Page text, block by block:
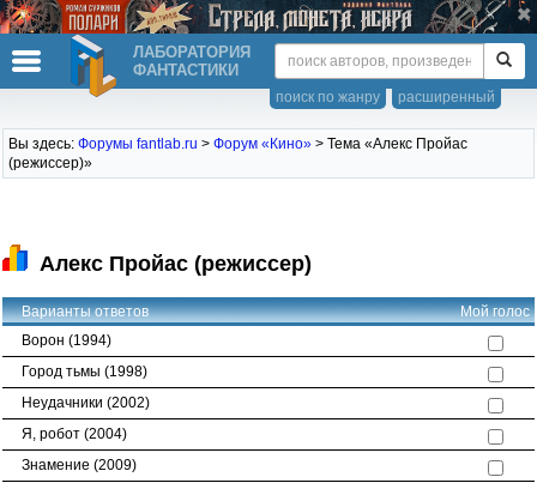
ЛАБОРАТОРИЯ
ФАНТАСТИКИ
расширенный
поиск по жанру
Вы здесь: Форумы fantlab.ru > Форум «Кино» > Тема «Алекс Пройас
(режиссер)»
Алекс Пройас (режиссер)
Варианты ответов
Мой голос
Ворон (1994)
Город тьмы (1998)
Неудачники (2002)
Я, робот (2004)
Знамение (2009)